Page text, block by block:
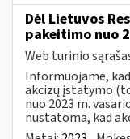
Dėl Lietuvos
pakeitimo nuo
Web turinio
Informuojame,
akcizų įstatymo
nuo 2023 m.
nustatoma, kad